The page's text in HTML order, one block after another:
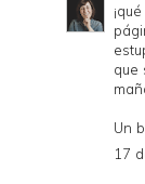
que
Un
17